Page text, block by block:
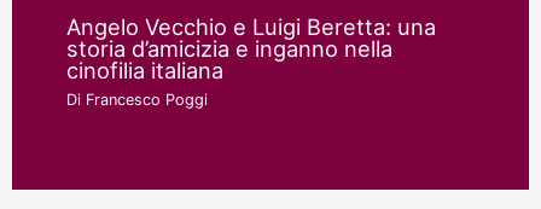
Angelo Vecchio e Luigi Beretta: una
storia d’amicizia e inganno nella
cinofilia italiana
Di Francesco Poggi